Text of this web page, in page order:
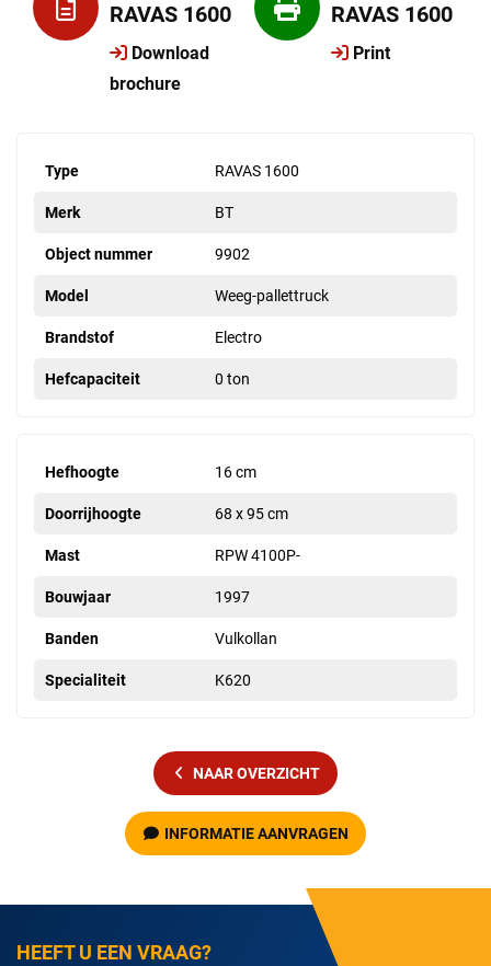
RAVAS 1600
Download
brochure
RAVAS 1600
Print
Type RAVAS 1600
Merk BT
Object nummer 9902
Model Weeg-pallettruck
Brandstof Electro
Hefcapaciteit 0 ton
Hefhoogte 16 cm
Doorrijhoogte 68 x 95 cm
Mast RPW 4100P-
Bouwjaar 1997
Banden Vulkollan
Specialiteit K620
NAAR OVERZICHT
INFORMATIE AANVRAGEN
HEEFT U EEN VRAAG?